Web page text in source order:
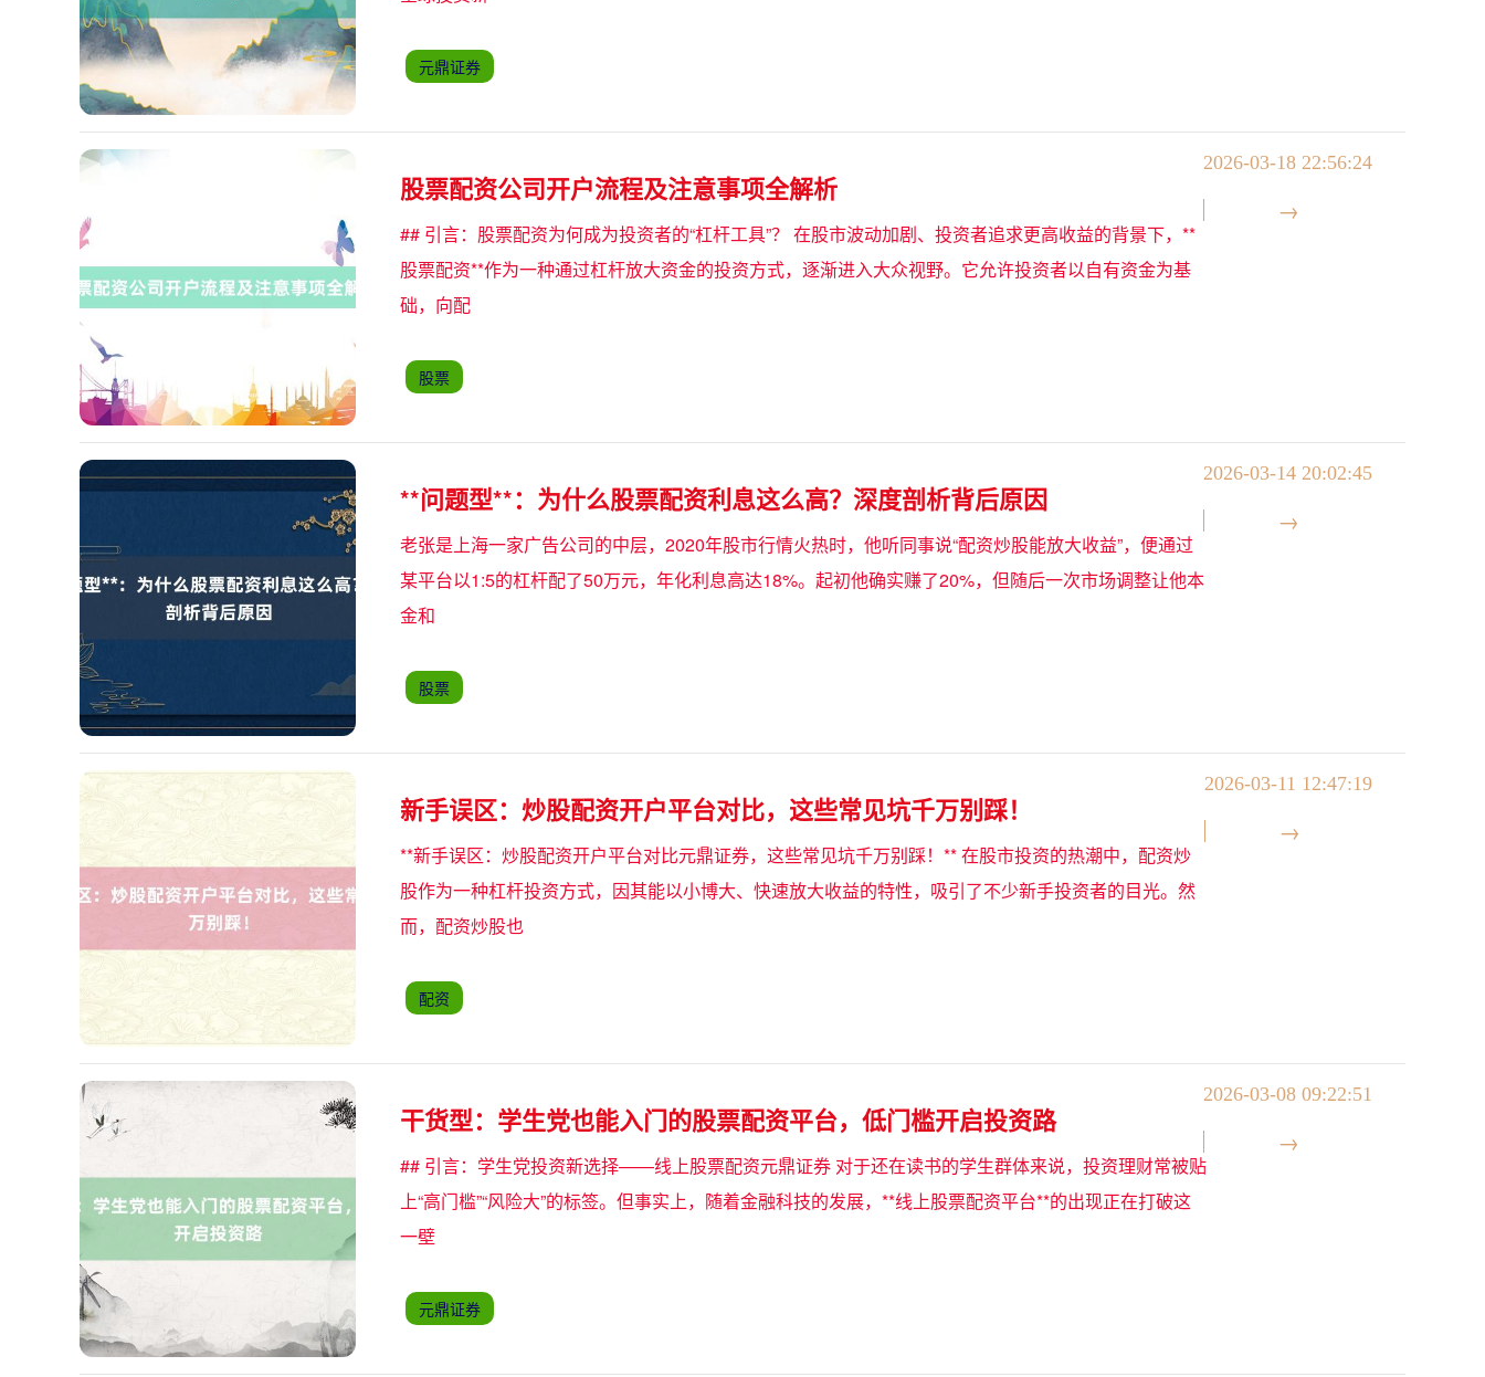
元鼎证券
股票配资公司开户流程及注意事项全解析
2026-03-18 22:56:24
## 引言：股票配资为何成为投资者的“杠杆工具”？ 在股市波动加剧、投资者追求更高收益的背景下，**
股票配资**作为一种通过杠杆放大资金的投资方式，逐渐进入大众视野。它允许投资者以自有资金为基
础，向配
股票
**问题型**：为什么股票配资利息这么高？深度剖析背后原因
2026-03-14 20:02:45
老张是上海一家广告公司的中层，2020年股市行情火热时，他听同事说“配资炒股能放大收益”，便通过
某平台以1:5的杠杆配了50万元，年化利息高达18%。起初他确实赚了20%，但随后一次市场调整让他本
金和
股票
新手误区：炒股配资开户平台对比，这些常见坑千万别踩！
2026-03-11 12:47:19
**新手误区：炒股配资开户平台对比元鼎证券，这些常见坑千万别踩！** 在股市投资的热潮中，配资炒
股作为一种杠杆投资方式，因其能以小博大、快速放大收益的特性，吸引了不少新手投资者的目光。然
而，配资炒股也
配资
干货型：学生党也能入门的股票配资平台，低门槛开启投资路
2026-03-08 09:22:51
## 引言：学生党投资新选择——线上股票配资元鼎证券 对于还在读书的学生群体来说，投资理财常被贴
上“高门槛”“风险大”的标签。但事实上，随着金融科技的发展，**线上股票配资平台**的出现正在打破这
一壁
元鼎证券